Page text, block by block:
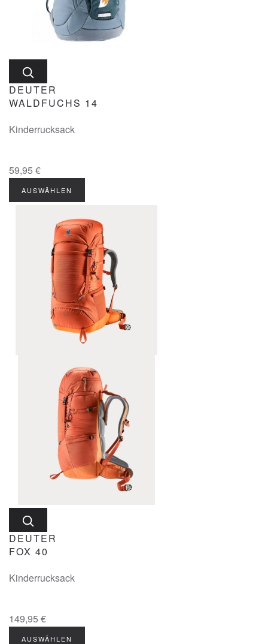
DEUTER
WALDFUCHS 14
Kinderrucksack
59,95 €
AUSWÄHLEN
DEUTER
FOX 40
Kinderrucksack
149,95 €
AUSWÄHLEN